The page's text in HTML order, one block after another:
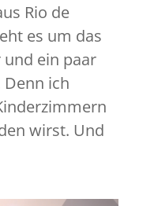
Rio de
es um das
ein paar
ich
wirst. Und